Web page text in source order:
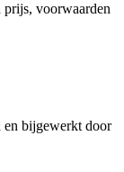
voorwaarden
en bijgewerkt door